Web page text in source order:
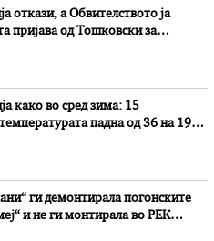
откази, а Обвителството ја
пријава од Тошковски за
како во сред зима: 15
падна од 36 на 19
ги демонтирала погонските
и не ги монтирала во РЕК